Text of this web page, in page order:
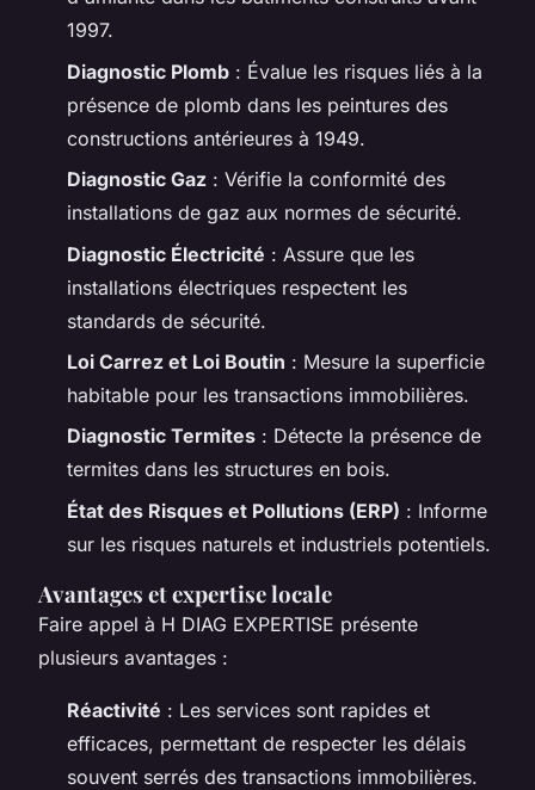
1997.
Diagnostic Plomb : Évalue les risques liés à la
présence de plomb dans les peintures des
constructions antérieures à 1949.
Diagnostic Gaz : Vérifie la conformité des
installations de gaz aux normes de sécurité.
Diagnostic Électricité : Assure que les
installations électriques respectent les
standards de sécurité.
Loi Carrez et Loi Boutin : Mesure la superficie
habitable pour les transactions immobilières.
Diagnostic Termites : Détecte la présence de
termites dans les structures en bois.
État des Risques et Pollutions (ERP) : Informe
sur les risques naturels et industriels potentiels.
Avantages et expertise locale
Faire appel à H DIAG EXPERTISE présente
plusieurs avantages :
Réactivité : Les services sont rapides et
efficaces, permettant de respecter les délais
souvent serrés des transactions immobilières.